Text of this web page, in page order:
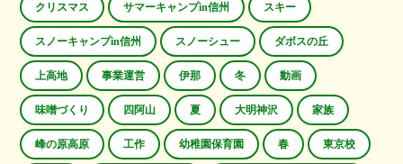
クリスマス サマーキャンプin信州 スキー
スノーキャンプin信州 スノーシュー ダボスの丘
上高地 事業運営 伊那 冬 動画
味噌づくり 四阿山 夏 大明神沢 家族
峰の原高原 工作 幼稚園保育園 春 東京校